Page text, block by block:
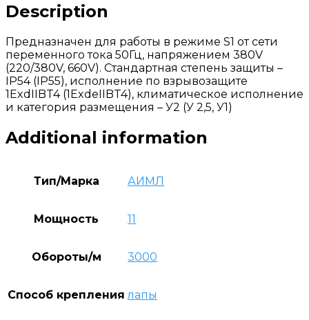
Description
Предназначен для работы в режиме S1 от сети
переменного тока 50Гц, напряжением 380V
(220/380V, 660V). Стандартная степень защиты –
IP54 (IP55), исполнение по взрывозащите
1ExdIIBT4 (1ExdеIIBT4), климатическое исполнение
и категория размещения – У2 (У 2,5, У1)
Additional information
Тип/Марка АИМЛ
Мощность 11
Обороты/м 3000
Способ крепления лапы